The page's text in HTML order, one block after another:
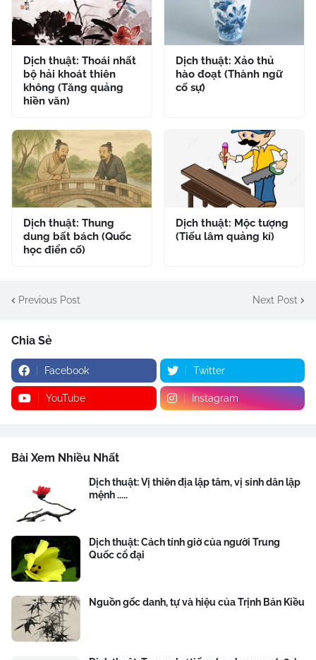
Dịch thuật: Thoái nhất
bộ hải khoát thiên
không (Tăng quảng
hiền văn)
Dịch thuật: Xảo thủ
hào đoạt (Thành ngữ
cố sự)
Dịch thuật: Thung
dung bất bách (Quốc
học điển cố)
Dịch thuật: Mộc tượng
(Tiếu lâm quảng kí)
Previous Post Next Post
Chia Sẻ
Facebook Twitter
YouTube Instagram
Bài Xem Nhiều Nhất
Dịch thuật: Vị thiên địa lập tâm, vị sinh dân lập
mệnh .....
Dịch thuật: Cách tính giờ của người Trung
Quốc cổ đại
Nguồn gốc danh, tự và hiệu của Trịnh Bản Kiều